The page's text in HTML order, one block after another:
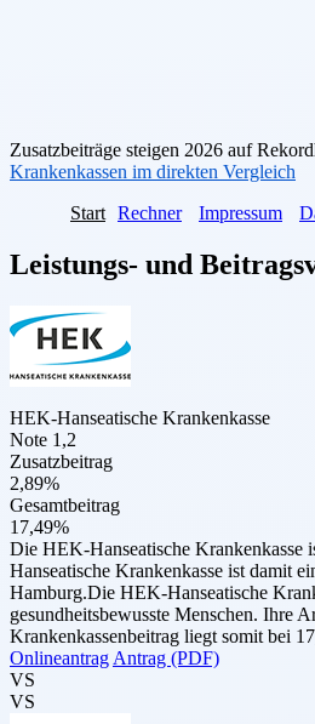
Zusatzbeiträge steigen 2026 auf
Krankenkassen im direkten Vergleich
Start Rechner Impressum
Leistungs- und
HEK-Hanseatische Krankenkasse
Note 1,2
Zusatzbeitrag
2,89%
Gesamtbeitrag
17,49%
Die HEK-Hanseatische Krankenkasse
Hanseatische Krankenkasse ist damit
Hamburg.Die HEK-Hanseatische
gesundheitsbewusste Menschen. Ihre
Krankenkassenbeitrag liegt somit bei
Onlineantrag Antrag (PDF)
VS
VS